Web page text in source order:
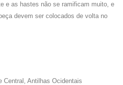
e as hastes não se ramificam muito, e
devem ser colocados de volta no
Central, Antilhas Ocidentais